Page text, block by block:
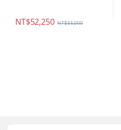
NT$52,250 NT$55,000